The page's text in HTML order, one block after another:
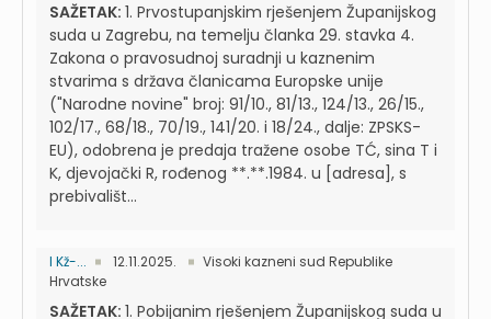
SAŽETAK: 1. Prvostupanjskim rješenjem Županijskog
suda u Zagrebu, na temelju članka 29. stavka 4.
Zakona o pravosudnoj suradnji u kaznenim
stvarima s država članicama Europske unije
("Narodne novine" broj: 91/10., 81/13., 124/13., 26/15.,
102/17., 68/18., 70/19., 141/20. i 18/24., dalje: ZPSKS-
EU), odobrena je predaja tražene osobe TĆ, sina T i
K, djevojački R, rođenog **.**.1984. u [adresa], s
prebivališt...
I Kž-... 12.11.2025.
Visoki kazneni sud Republike
Hrvatske
SAŽETAK: 1. Pobijanim rješenjem Županijskog suda u